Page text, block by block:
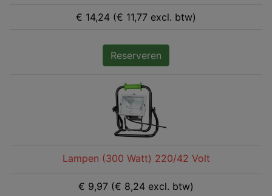
€ 14,24 (€ 11,77 excl. btw)
Reserveren
Lampen (300 Watt) 220/42 Volt
€ 9,97 (€ 8,24 excl. btw)